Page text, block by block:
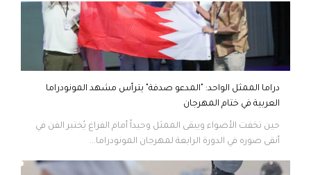
دراما الممثل الواحد: "المدعو صدفة" يترأس مشهد المونودراما
العربية في ختام المهرجان
حين تخفت الأضواء ويبقى الممثل وحيداً أمام الفراغ يُختبر الفن في
أنقى صوره في الدورة الرابعة لمهرجان المونودراما...